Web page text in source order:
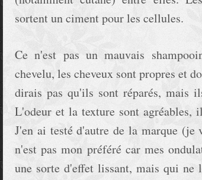
sortent un ciment pour les cellules.
Ce n'est pas un mauvais
chevelu, les cheveux sont propres et
dirais pas qu'ils sont réparés, mais
L'odeur et la texture sont agréables,
J'en ai testé d'autre de la marque
n'est pas mon préféré car mes
une sorte d'effet lissant, mais qui ne